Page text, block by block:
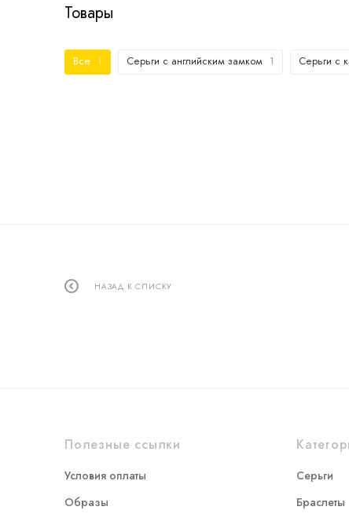
Товары
Все 1 Серьги с английским замком 1 Серьги с
НАЗАД К СПИСКУ
Полезные ссылки
Условия оплаты
Образы
Серьги
Браслеты